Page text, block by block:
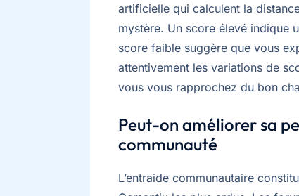
artificielle qui calculent la
mystère. Un score élevé indique
score faible suggère que vous
attentivement les variations de
vous vous rapprochez du bon
Peut-on améliorer sa
communauté
L’entraide communautaire